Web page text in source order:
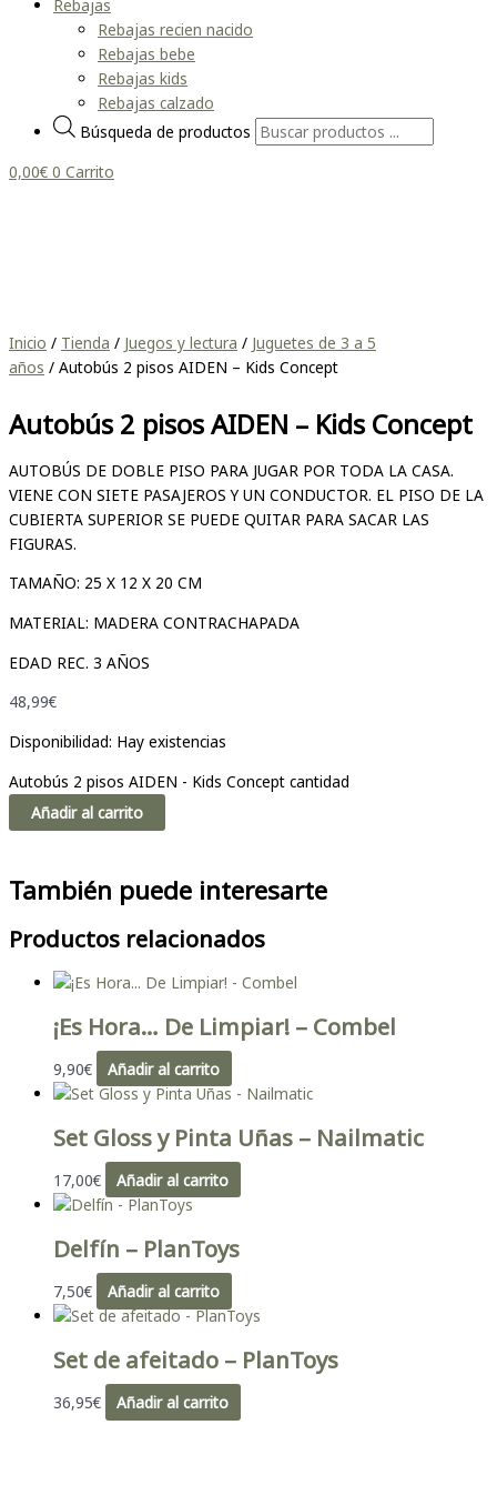
Rebajas
Rebajas recien nacido
Rebajas bebe
Rebajas kids
Rebajas calzado
Búsqueda de productos
0,00€ 0 Carrito
Inicio / Tienda / Juegos y lectura / Juguetes de 3 a 5
años / Autobús 2 pisos AIDEN – Kids Concept
Autobús 2 pisos AIDEN – Kids Concept
AUTOBÚS DE DOBLE PISO PARA JUGAR POR TODA LA CASA.
VIENE CON SIETE PASAJEROS Y UN CONDUCTOR. EL PISO DE LA
CUBIERTA SUPERIOR SE PUEDE QUITAR PARA SACAR LAS
FIGURAS.
TAMAÑO: 25 X 12 X 20 CM
MATERIAL: MADERA CONTRACHAPADA
EDAD REC. 3 AÑOS
48,99€
Disponibilidad: Hay existencias
Autobús 2 pisos AIDEN - Kids Concept cantidad
Añadir al carrito
También puede interesarte
Productos relacionados
¡Es Hora… De Limpiar! – Combel
9,90€ Añadir al carrito
Set Gloss y Pinta Uñas – Nailmatic
17,00€ Añadir al carrito
Delfín – PlanToys
7,50€ Añadir al carrito
Set de afeitado – PlanToys
36,95€ Añadir al carrito